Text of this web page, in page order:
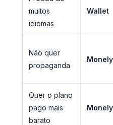
muitos
idiomas
Wallet
Não quer
propaganda
Monely
Quer o plano
pago mais
barato
Monely